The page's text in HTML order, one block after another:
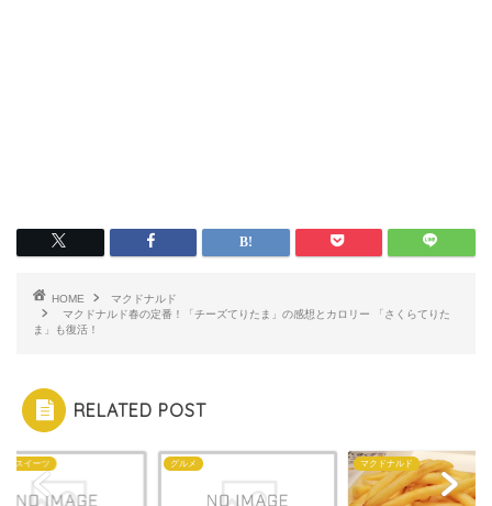
HOME
マクドナルド
マクドナルド春の定番！「チーズてりたま」の感想とカロリー 「さくらてりた
ま」も復活！
RELATED POST
・スイーツ グルメ マクドナルド